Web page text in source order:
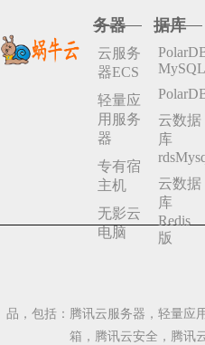
务器
云服务
器ECS
轻量应
用服务
器
专有宿
主机
无影云
电脑
据库
MySQL
云数据
库
云数据
库
Redis
版
品，包括：腾讯云服务器，轻量应
箱，腾讯云安全，腾讯